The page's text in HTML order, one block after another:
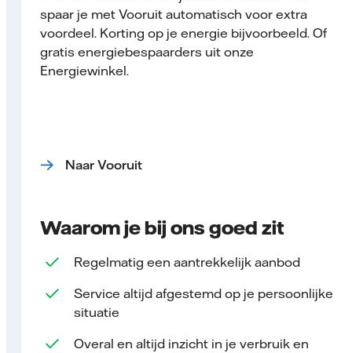
spaar je met Vooruit automatisch voor extra
voordeel. Korting op je energie bijvoorbeeld. Of
gratis energiebespaarders uit onze
Energiewinkel.
Naar Vooruit
Waarom je bij ons goed zit
Regelmatig een aantrekkelijk aanbod
Service altijd afgestemd op je persoonlijke
situatie
Overal en altijd inzicht in je verbruik en